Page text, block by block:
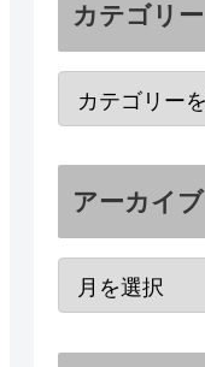
カテゴリー
アーカイブ